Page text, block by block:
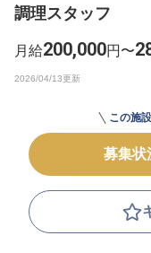
採用をお
調理スタッフ
月給200,000円〜
この施
募集状